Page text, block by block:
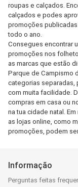
roupas e calçados.
calçados e podes
promoções
todo o ano.
Consegues encontrar
promoções nos
as marcas que estão
Parque de Campismo
categorias separadas,
com muita facilidade.
compras em casa ou
na tua cidade natal.
as lojas online, como
promoções, podem
Informação
Perguntas feitas